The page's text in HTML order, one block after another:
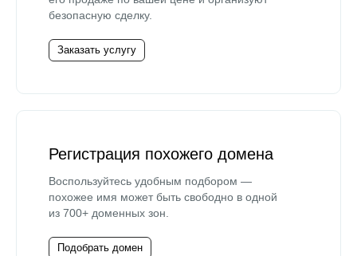
безопасную сделку.
Заказать услугу
Регистрация похожего домена
Воспользуйтесь удобным подбором —
похожее имя может быть свободно в одной
из 700+ доменных зон.
Подобрать домен